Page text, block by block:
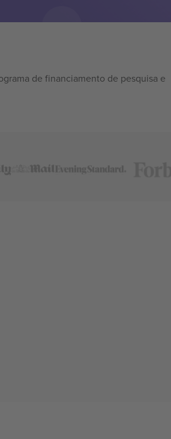
de financiamento de pesquisa e